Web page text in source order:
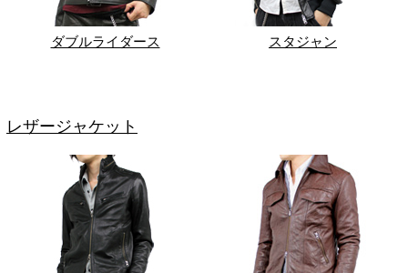
ダブルライダース スタジャン
レザージャケット